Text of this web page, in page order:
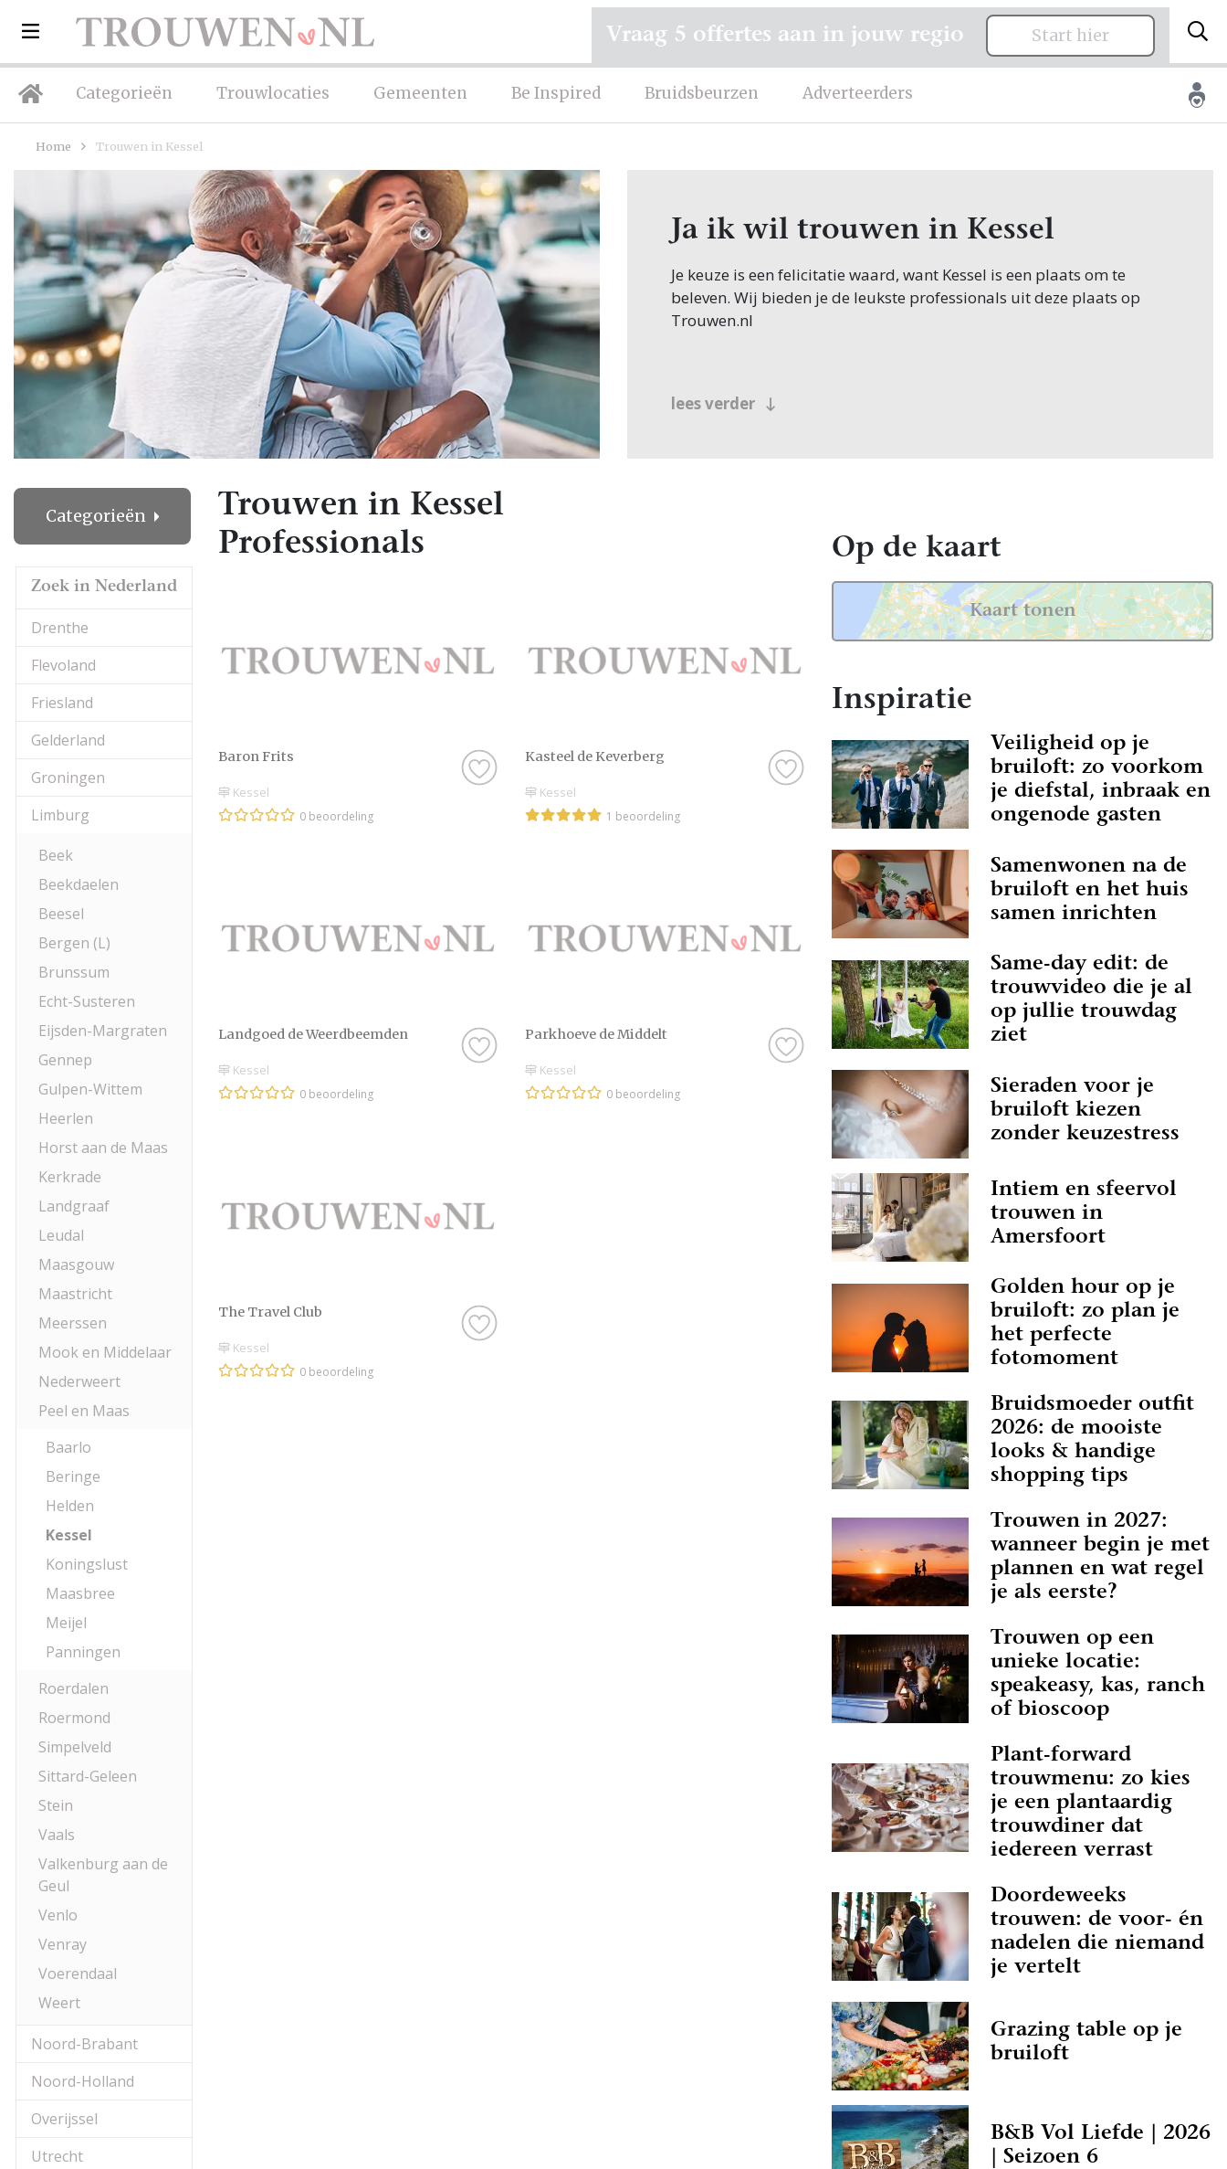
Categorieën Trouwlocaties Gemeenten Be Inspired Bruidsbeurzen Adverteerders
Vraag 5 offertes aan in jouw regio Start hier
Home Trouwen in Kessel
Ja ik wil trouwen in Kessel
Je keuze is een felicitatie waard, want Kessel is een plaats om te
beleven. Wij bieden je de leukste professionals uit deze plaats op
Trouwen.nl
lees verder
Categorieën
Zoek in Nederland
Drenthe
Flevoland
Friesland
Gelderland
Groningen
Limburg
Beek
Beekdaelen
Beesel
Bergen (L)
Brunssum
Echt-Susteren
Eijsden-Margraten
Gennep
Gulpen-Wittem
Heerlen
Horst aan de Maas
Kerkrade
Landgraaf
Leudal
Maasgouw
Maastricht
Meerssen
Mook en Middelaar
Nederweert
Peel en Maas
Baarlo
Beringe
Helden
Kessel
Koningslust
Maasbree
Meijel
Panningen
Roerdalen
Roermond
Simpelveld
Sittard-Geleen
Stein
Vaals
Valkenburg aan de
Geul
Venlo
Venray
Voerendaal
Weert
Noord-Brabant
Noord-Holland
Overijssel
Utrecht
Trouwen in Kessel
Professionals
Baron Frits
Kessel
0 beoordeling
Kasteel de Keverberg
Kessel
1 beoordeling
Landgoed de Weerdbeemden
Kessel
0 beoordeling
Parkhoeve de Middelt
Kessel
0 beoordeling
The Travel Club
Kessel
0 beoordeling
Op de kaart
Kaart tonen
Inspiratie
Veiligheid op je
bruiloft: zo voorkom
je diefstal, inbraak en
ongenode gasten
Samenwonen na de
bruiloft en het huis
samen inrichten
Same-day edit: de
trouwvideo die je al
op jullie trouwdag
ziet
Sieraden voor je
bruiloft kiezen
zonder keuzestress
Intiem en sfeervol
trouwen in
Amersfoort
Golden hour op je
bruiloft: zo plan je
het perfecte
fotomoment
Bruidsmoeder outfit
2026: de mooiste
looks & handige
shopping tips
Trouwen in 2027:
wanneer begin je met
plannen en wat regel
je als eerste?
Trouwen op een
unieke locatie:
speakeasy, kas, ranch
of bioscoop
Plant-forward
trouwmenu: zo kies
je een plantaardig
trouwdiner dat
iedereen verrast
Doordeweeks
trouwen: de voor- én
nadelen die niemand
je vertelt
Grazing table op je
bruiloft
B&B Vol Liefde | 2026
| Seizoen 6